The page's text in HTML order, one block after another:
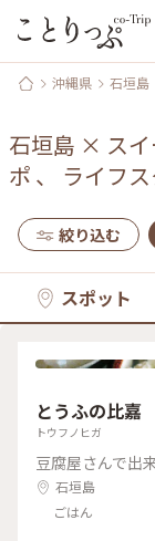
沖縄県 石垣島
石垣島 × ス
ポ 、 ライフ
絞り込む
スポット
とうふの比嘉
トウフノヒガ
豆腐屋さんで出
石垣島
ごはん